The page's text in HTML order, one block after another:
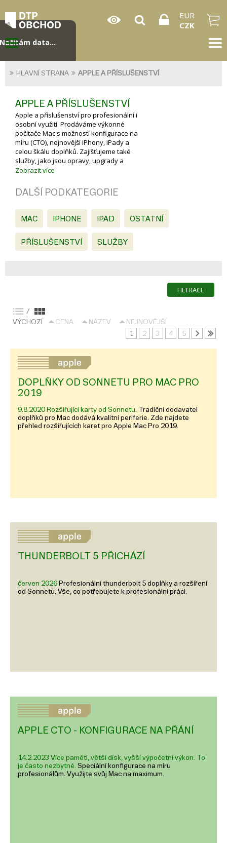
EUR
CZK
HLAVNÍ STRANA APPLE A PŘÍSLUŠENSTVÍ
APPLE A PŘÍSLUŠENSTVÍ
Apple a příslušenství pro profesionální i
osobní využití. Prodáváme výkonné
počítače Mac s možností konfigurace na
míru (CTO), nejnovější iPhony, iPady a
celou škálu doplňků. Zajišťujeme také
služby, jako jsou opravy, upgrady a
zapůjčení zařízení, což umožňuje
techniky v menších i středních firmách.
Nabídka je ideální pro ty, kteří hledají
profesionálním servisem a
poradenstvím.
Zobrazit více
DALŠÍ PODKATEGORIE
MAC IPHONE IPAD OSTATNÍ
PŘÍSLUŠENSTVÍ SLUŽBY
FILTRACE
/
VÝCHOZÍ
CENA NÁZEV
NEJNOVĚJŠÍ
1
2 3 4 5
DOPLŇKY OD SONNETU PRO MAC PRO
2019
9.8.2020 Rozšiřující karty od Sonnetu. Tradiční dodavatel
doplňků pro Mac dodává kvalitní periferie. Zde najdete
přehled rozšiřujících karet pro Apple Mac Pro 2019.
THUNDERBOLT 5 PŘICHÁZÍ
červen 2026 Profesionální thunderbolt 5 doplňky a rozšíření
od Sonnetu. Vše, co potřebujete k profesionální práci.
APPLE CTO - KONFIGURACE NA PŘÁNÍ
14.2.2023 Více paměti, větší disk, vyšší výpočetní výkon. To
je často nezbytné. Speciální konfigurace na míru
profesionálům. Využijte svůj Mac na maximum.
Načítám data...